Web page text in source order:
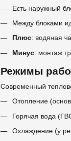
Есть наружный
Между блоками
Плюс: водяная
Минус: монтаж
Режимы
Современный
Отопление
Горячая вода
Охлаждение (у